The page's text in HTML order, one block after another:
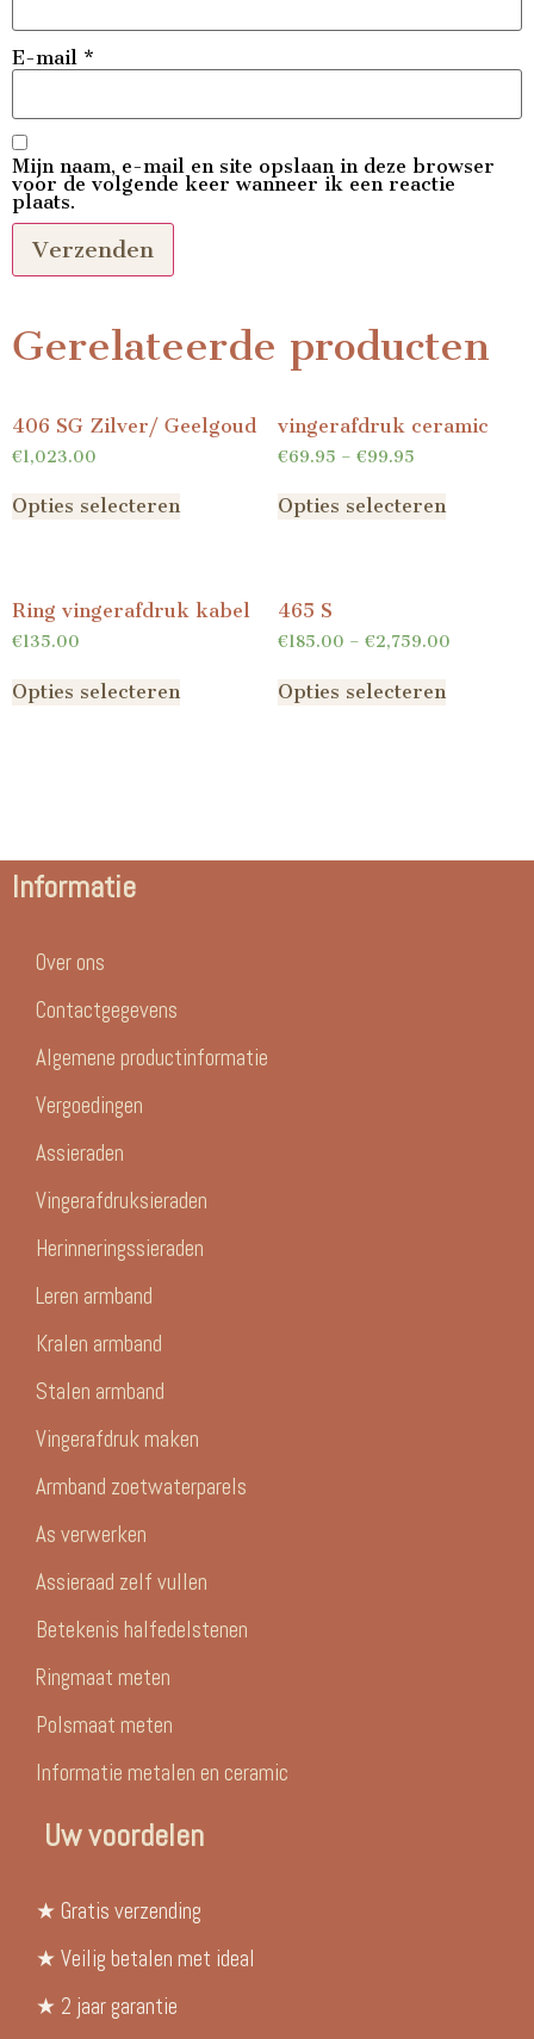
E-mail *
Mijn naam, e-mail en site opslaan in deze browser
voor de volgende keer wanneer ik een reactie
plaats.
Gerelateerde producten
406 SG Zilver/ Geelgoud
€1,023.00
Opties selecteren
vingerafdruk ceramic
€69.95 – €99.95
Opties selecteren
Ring vingerafdruk kabel
€135.00
Opties selecteren
465 S
€185.00 – €2,759.00
Opties selecteren
Informatie
Over ons
Contactgegevens
Algemene productinformatie
Vergoedingen
Assieraden
Vingerafdruksieraden
Herinneringssieraden
Leren armband
Kralen armband
Stalen armband
Vingerafdruk maken
Armband zoetwaterparels
As verwerken
Assieraad zelf vullen
Betekenis halfedelstenen
Ringmaat meten
Polsmaat meten
Informatie metalen en ceramic
Uw voordelen
★ Gratis verzending
★ Veilig betalen met ideal
★ 2 jaar garantie